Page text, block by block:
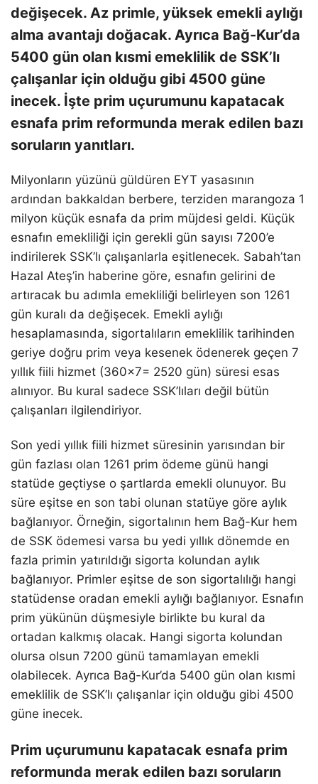
değişecek. Az primle, yüksek emekli aylığı
alma avantajı doğacak. Ayrıca Bağ-Kur’da
5400 gün olan kısmi emeklilik de SSK’lı
çalışanlar için olduğu gibi 4500 güne
inecek. İşte prim uçurumunu kapatacak
esnafa prim reformunda merak edilen bazı
soruların yanıtları.
Milyonların yüzünü güldüren EYT yasasının
ardından bakkaldan berbere, terziden marangoza 1
milyon küçük esnafa da prim müjdesi geldi. Küçük
esnafın emekliliği için gerekli gün sayısı 7200’e
indirilerek SSK’lı çalışanlarla eşitlenecek. Sabah’tan
Hazal Ateş’in haberine göre, esnafın gelirini de
artıracak bu adımla emekliliği belirleyen son 1261
gün kuralı da değişecek. Emekli aylığı
hesaplamasında, sigortalıların emeklilik tarihinden
geriye doğru prim veya kesenek ödenerek geçen 7
yıllık fiili hizmet (360×7= 2520 gün) süresi esas
alınıyor. Bu kural sadece SSK’lıları değil bütün
çalışanları ilgilendiriyor.
Son yedi yıllık fiili hizmet süresinin yarısından bir
gün fazlası olan 1261 prim ödeme günü hangi
statüde geçtiyse o şartlarda emekli olunuyor. Bu
süre eşitse en son tabi olunan statüye göre aylık
bağlanıyor. Örneğin, sigortalının hem Bağ-Kur hem
de SSK ödemesi varsa bu yedi yıllık dönemde en
fazla primin yatırıldığı sigorta kolundan aylık
bağlanıyor. Primler eşitse de son sigortalılığı hangi
statüdense oradan emekli aylığı bağlanıyor. Esnafın
prim yükünün düşmesiyle birlikte bu kural da
ortadan kalkmış olacak. Hangi sigorta kolundan
olursa olsun 7200 günü tamamlayan emekli
olabilecek. Ayrıca Bağ-Kur’da 5400 gün olan kısmi
emeklilik de SSK’lı çalışanlar için olduğu gibi 4500
güne inecek.
Prim uçurumunu kapatacak esnafa prim
reformunda merak edilen bazı soruların